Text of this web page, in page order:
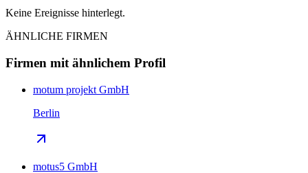
Keine Ereignisse hinterlegt.
ÄHNLICHE FIRMEN
Firmen mit ähnlichem Profil
motum projekt GmbH
Berlin
motus5 GmbH